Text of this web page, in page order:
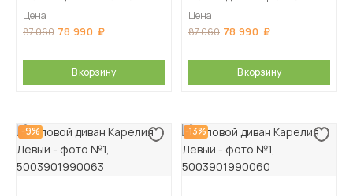
Цена
87 060 78 990
В корзину
Цена
87 060 78 990
В корзину
-9% -13%